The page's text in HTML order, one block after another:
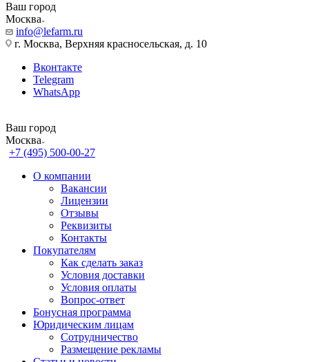
Ваш город
Москва
info@lefarm.ru
г. Москва, Верхняя красносельская, д. 10
Вконтакте
Telegram
WhatsApp
Ваш город
Москва
+7 (495) 500-00-27
О компании
Вакансии
Лицензии
Отзывы
Реквизиты
Контакты
Покупателям
Как сделать заказ
Условия доставки
Условия оплаты
Вопрос-ответ
Бонусная программа
Юридическим лицам
Сотрудничество
Размещение рекламы